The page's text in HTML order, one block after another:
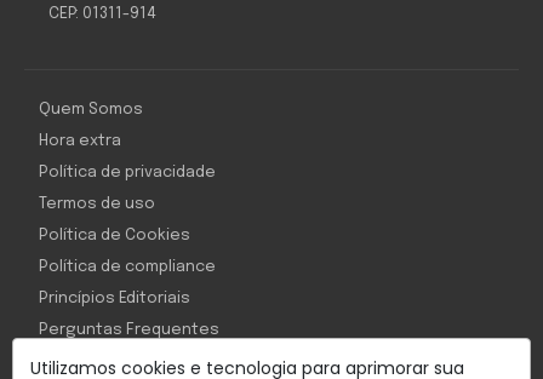
Utilizamos cookies e tecnologia para aprimorar sua
CEP: 01311-914
Quem Somos
Hora extra
Política de privacidade
Termos de uso
Política de Cookies
Política de compliance
Princípios Editoriais
Perguntas Frequentes